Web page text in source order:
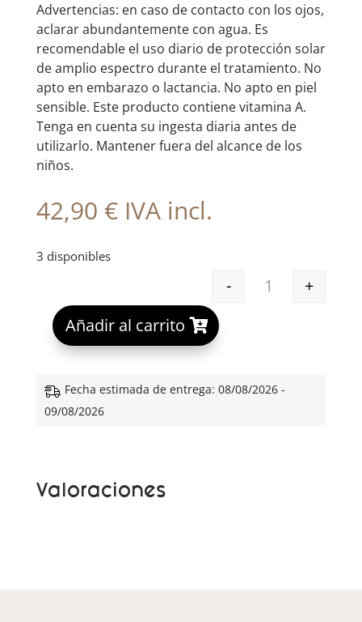
Advertencias: en caso de contacto con los ojos,
aclarar abundantemente con agua. Es
recomendable el uso diario de protección solar
de amplio espectro durante el tratamiento. No
apto en embarazo o lactancia. No apto en piel
sensible. Este producto contiene vitamina A.
Tenga en cuenta su ingesta diaria antes de
utilizarlo. Mantener fuera del alcance de los
niños.
42,90 € IVA incl.
3 disponibles
GH 3000
-
+
Añadir al carrito
A
e
Fecha estimada de entrega: 08/08/2026 -
09/08/2026
Valoraciones